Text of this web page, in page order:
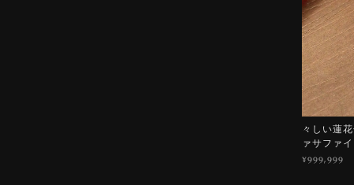
々しい蓮
ァサファ
¥999,999